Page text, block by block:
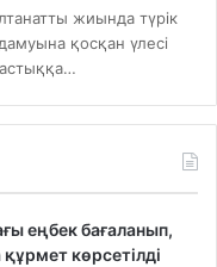
жиында түрік
қосқан үлесі
еңбек бағаланып,
көрсетілді